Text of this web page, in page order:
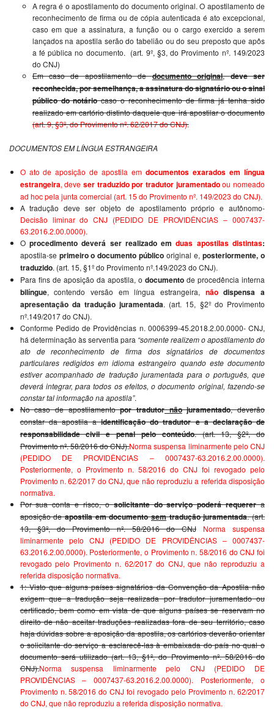
A regra é o apostilamento do documento original.O apostilamento de
reconhecimento de firma ou de cópia autenticada é ato excepcional,
caso em que a assinatura, a função ou o cargo exercido a serem
lançados na apostila serão do tabelião ou do seu preposto que apôs
a fé pública no documento. (art. 9º, §3, do Provimento nº. 149/2023
do CNJ)
Em caso de apostilamento dedocumento original,deve ser
reconhecida, por semelhança, a assinatura do signatário ou o sinal
público do notáriocaso o reconhecimento de firma já tenha sido
realizado em cartório distinto daquele que irá apostilar o documento
(art. 9, §3º, do Provimento nº. 62/2017 do CNJ).
DOCUMENTOS EM LÍNGUA ESTRANGEIRA
O ato de aposição de apostila emdocumentos exarados em língua
estrangeira, deve ser traduzido por tradutor juramentadoou nomeado
ad hoc pela junta comercial (art. 15 do Provimento nº. 149/2023 do CNJ).
A tradução deve ser objeto de apostilamento próprio e autônomo-
Decisão liminar do CNJ (PEDIDO DE PROVIDÊNCIAS – 0007437-
63.2016.2.00.0000).
O procedimento deverá ser realizado emduas apostilas distintas:
apostila-se primeiro o documento público original e,posteriormente, o
traduzido. (art. 15, §1º do Provimento nº.149/2023 do CNJ).
Para fins de aposição da apostila, o documentode procedência interna
bilíngue, contendo versão em língua estrangeira,nãodispensa a
apresentação da tradução juramentada. (art. 15, §2º do Provimento
nº.149/2017 do CNJ).
Conforme Pedido de Providências n. 0006399-45.2018.2.00.0000- CNJ,
há determinação às serventia para “somente realizem o apostilamento do
ato de reconhecimento de firma dos signatários de documentos
particulares redigidos em idioma estrangeiro quando este documento
estiver acompanhado de tradução juramentada para o português, que
deverá integrar, para todos os efeitos, o documento original, fazendo-se
constar tal informação na apostila”.
No caso de apostilamentopor tradutornãojuramentado, deverão
constar da apostila aidentificação do tradutor e a declaração de
responsabilidade civil e penal pelo conteúdo. (art. 13, §2º, do
Provimento nº. 58/2016 do CNJ).Norma suspensa liminarmente pelo CNJ
(PEDIDO DE PROVIDÊNCIAS – 0007437-63.2016.2.00.0000).
Posteriormente, o Provimento n. 58/2016 do CNJ foi revogado pelo
Provimento n. 62/2017 do CNJ, que não reproduziu a referida disposição
normativa.
Por sua conta e risco, osolicitante do serviço poderá requerera
aposição deapostila em documentosemtradução juramentada. (art.
13, §3º, do Provimento nº. 58/2016 do CNJNorma suspensa
liminarmente pelo CNJ (PEDIDO DE PROVIDÊNCIAS – 0007437-
63.2016.2.00.0000). Posteriormente, o Provimento n. 58/2016 do CNJ foi
revogado pelo Provimento n. 62/2017 do CNJ, que não reproduziu a
referida disposição normativa.
1: Visto que alguns países signatários da Convenção da Apostila não
exigem que a tradução seja realizada por tradutor juramentado ou
certificado, bem como em vista de que alguns países se reservam no
direito de não aceitar traduções realizadas fora de seu território, caso
haja dúvidas sobre a aposição da apostila, os cartórios deverão orientar
o solicitante do serviço a esclarecê-las à embaixada do país no qual o
documento será utilizado (art. 13, §1º, do Provimento nº. 58/2016 do
CNJ).Norma suspensa liminarmente pelo CNJ (PEDIDO DE
PROVIDÊNCIAS – 0007437-63.2016.2.00.0000). Posteriormente, o
Provimento n. 58/2016 do CNJ foi revogado pelo Provimento n. 62/2017
do CNJ, que não reproduziu a referida disposição normativa.